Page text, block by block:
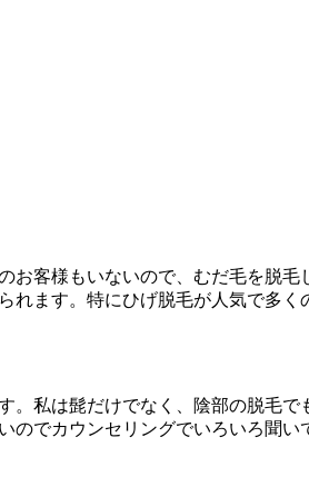
客様もいないので、むだ毛を脱
ます。特にひげ脱毛が人気で多く
私は髭だけでなく、陰部の脱毛
でカウンセリングでいろいろ聞い